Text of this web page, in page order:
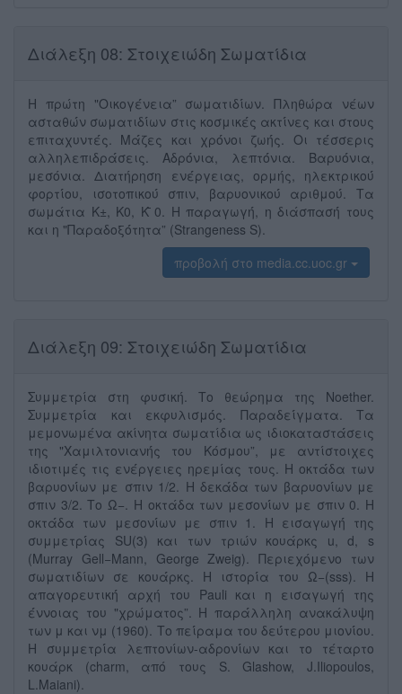
Διάλεξη 08: Στοιχειώδη Σωματίδια
Η πρώτη "Οικογέ́νεια” σωματιδί́ων. Πληθώρα νέων
ασταθώ́ν σωματιδί́ων στις κοσμικέ́ς ακτί́νες και στους
επιταχυντέ́ς. Μά́ζες και χρό́νοι ζωή́ς. Οι τέ́σσερις
αλληλεπιδρά́σεις. Αδρό́νια, λεπτό́νια. Βαρυό́νια,
μεσόνια. Διατήρηση ενέ́ργειας, ορμής, ηλεκτρικού́
φορτί́ου, ισοτοπικού́ σπιν, βαρυονικού́ αριθμού́. Τα
σωμάτια K±, K0, K ̄0. Η παραγωγή́, η διάσπασή́ τους
και η "Παραδοξό́τητα” (Strangeness S).
προβολή στο media.cc.uoc.gr
Διάλεξη 09: Στοιχειώδη Σωματίδια
Συμμετρία στη φυσική. Το θεώρημα της Noether.
Συμμετρί́α και εκφυλισμό́ς. Παραδεί́γματα. Τα
μεμονωμένα ακίνητα σωματίδια ως ιδιοκαταστά́σεις
της "Χαμιλτονιανή́ς του Κόσμου”, με αντίστοιχες
ιδιοτιμέ́ς τις ενέ́ργειες ηρεμίας τους. Η οκτά́δα των
βαρυονί́ων με σπιν 1/2. Η δεκά́δα των βαρυονί́ων με
σπιν 3/2. Το Ω−. Η οκτάδα των μεσονί́ων με σπιν 0. Η
οκτά́δα των μεσονί́ων με σπιν 1. Η εισαγωγή́ της
συμμετρί́ας SU(3) και των τριών κουάρκς u, d, s
(Murray Gell−Mann, George Zweig). Περιεχόμενο των
σωματιδίων σε κουά́ρκς. Η ιστορί́α του Ω−(sss). Η
απαγορευτική́ αρχή του Pauli και η εισαγωγή της
έ́ννοιας του "χρώματος”. Η παρά́λληλη ανακάλυψη
των μ και νμ (1960). Το πεί́ραμα του δεύ́τερου μιονί́ου.
Η συμμετρί́α λεπτονίων-αδρονί́ων και το τέταρτο
κουάρκ (charm, από τους S. Glashow, J.Iliopoulos,
L.Maiani).